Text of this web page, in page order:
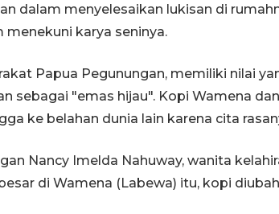
dalam menyelesaikan lukisan di
karya seninya.
Papua Pegunungan, memiliki nilai
sebagai "emas hijau". Kopi Wamena
ke belahan dunia lain karena cita
Nancy Imelda Nahuway, wanita
di Wamena (Labewa) itu, kopi